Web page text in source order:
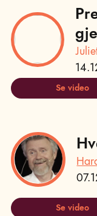
Se video
Se video